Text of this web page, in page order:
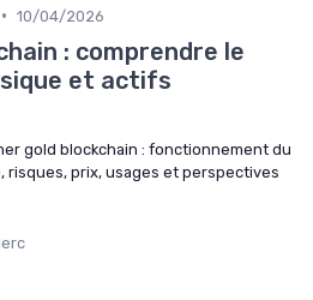
• 10/04/2026
: comprendre le
et actifs
gold blockchain : fonctionnement du
risques, prix, usages et perspectives